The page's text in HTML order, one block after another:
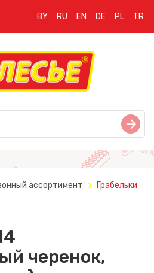
BY RU EN DE PL TR
ассортимент Грабельки
черенок,